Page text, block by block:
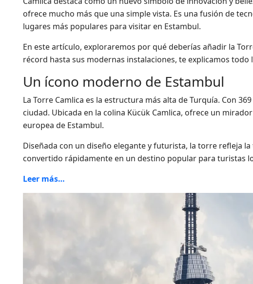
ofrece mucho más que una simple vista. Es una fusión de
lugares más populares para visitar en Estambul.
En este artículo, exploraremos por qué deberías añadir la
récord hasta sus modernas instalaciones, te explicamos todo
Un ícono moderno de Estambul
La Torre Camlica es la estructura más alta de Turquía. Con
ciudad. Ubicada en la colina Kücük Camlica, ofrece un
europea de Estambul.
Diseñada con un diseño elegante y futurista, la torre refleja
convertido rápidamente en un destino popular para turistas
Leer más…